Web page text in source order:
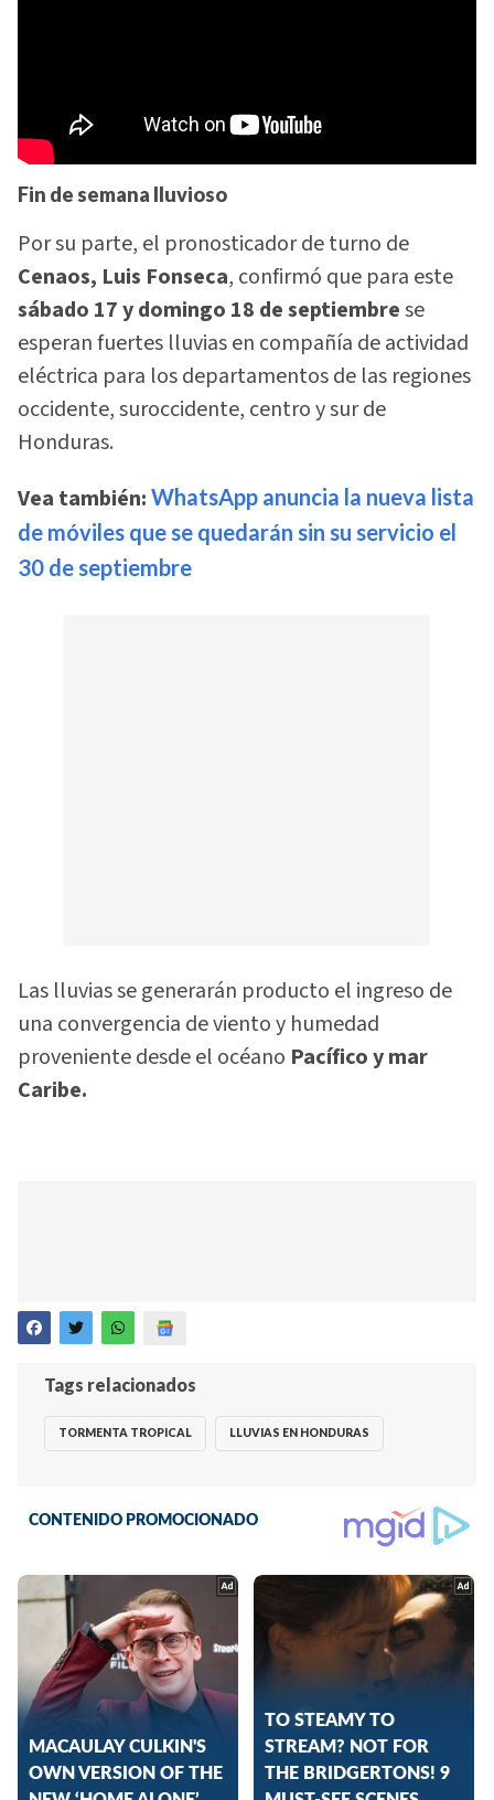
Fin de semana lluvioso
Por su parte, el pronosticador de turno de
Cenaos, Luis Fonseca, confirmó que para este
sábado 17 y domingo 18 de septiembrese
esperan fuertes lluvias en compañía de actividad
eléctrica para los departamentos de las regiones
occidente, suroccidente, centro y sur de
Honduras.
Vea también: WhatsApp anuncia la nueva lista
de móviles que se quedarán sin su servicio el
30 de septiembre
Las lluvias se generarán producto el ingreso de
una convergencia de viento y humedad
proveniente desde el océano Pacífico y mar
Caribe.
Tags relacionados
TORMENTA TROPICAL LLUVIAS EN HONDURAS